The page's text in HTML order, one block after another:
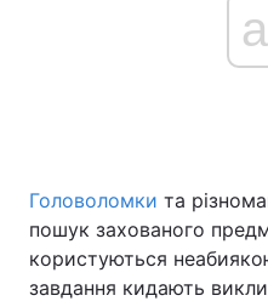
Головоломки та
пошук захованого
користуються
завдання кидають